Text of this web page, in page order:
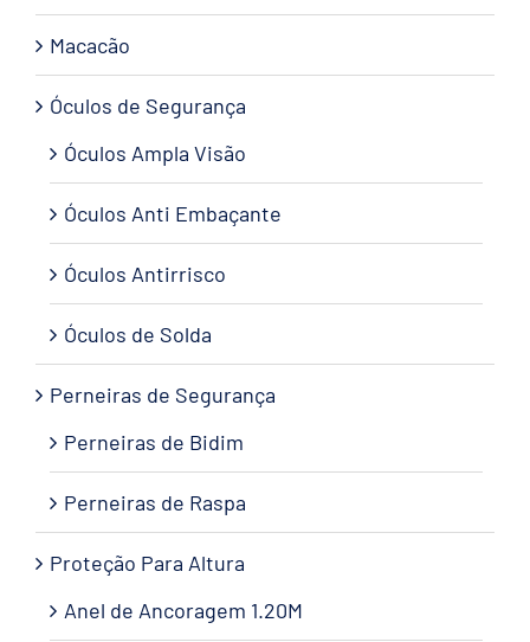
Macacão
Óculos de Segurança
Óculos Ampla Visão
Óculos Anti Embaçante
Óculos Antirrisco
Óculos de Solda
Perneiras de Segurança
Perneiras de Bidim
Perneiras de Raspa
Proteção Para Altura
Anel de Ancoragem 1.20M